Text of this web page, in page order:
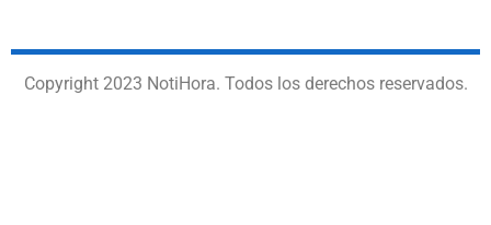
Copyright 2023 NotiHora. Todos los derechos reservados.